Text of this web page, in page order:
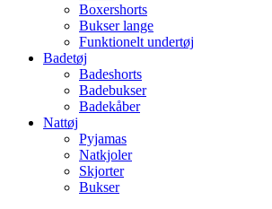
Boxershorts
Bukser lange
Funktionelt undertøj
Badetøj
Badeshorts
Badebukser
Badekåber
Nattøj
Pyjamas
Natkjoler
Skjorter
Bukser